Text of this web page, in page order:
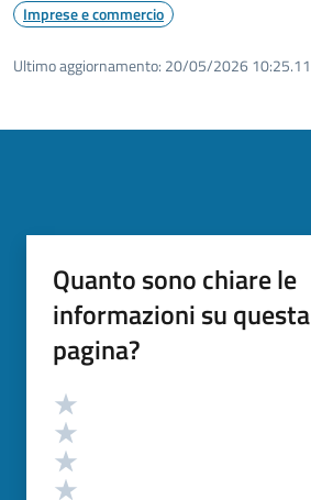
Imprese e commercio
Ultimo aggiornamento: 20/05/2026 10:25.11
Quanto sono chiare le
informazioni su questa
pagina?
Valutazione